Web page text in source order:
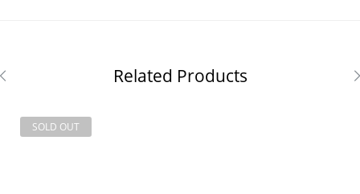
Related Products
SOLD OUT